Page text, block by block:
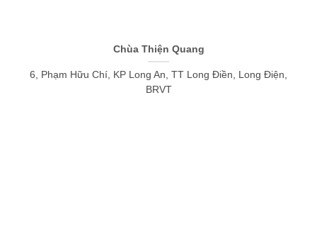
Chùa Thiện Quang
6, Phạm Hữu Chí, KP Long An, TT Long Điền, Long Điện,
BRVT